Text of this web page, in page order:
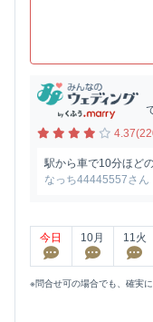
駅から車で10分ほど
なっち44445557さん
今日 10月 11火
※問合せ可の場合でも、確実